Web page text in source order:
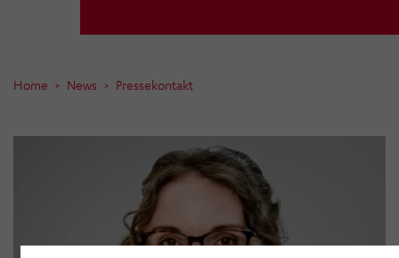
Home News Pressekontakt